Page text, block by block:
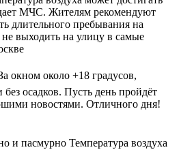
МЧС. Жителям рекомендуют
длительного пребывания на
выходить на улицу в самые
окном около +18 градусов,
осадков. Пусть день пройдёт
новостями. Отличного дня!
и пасмурно Температура воздуха